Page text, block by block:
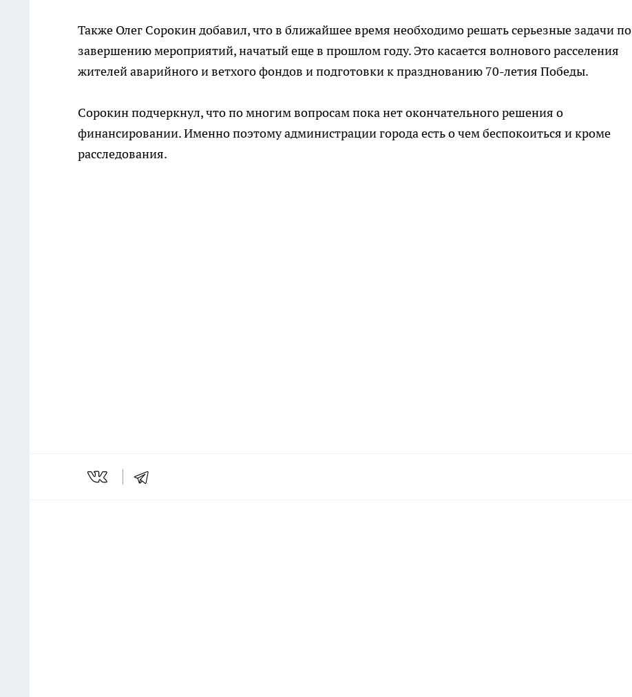
Также Олег Сорокин добавил, что в ближайшее время необходимо решать серьезные задачи по
завершению мероприятий, начатый еще в прошлом году. Это касается волнового расселения
жителей аварийного и ветхого фондов и подготовки к празднованию 70-летия Победы.
Сорокин подчеркнул, что по многим вопросам пока нет окончательного решения о
финансировании. Именно поэтому администрации города есть о чем беспокоиться и кроме
расследования.